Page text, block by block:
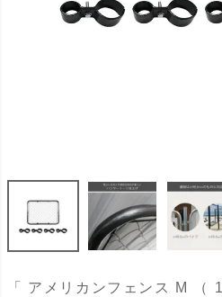
「 アメリカンフェンス M （